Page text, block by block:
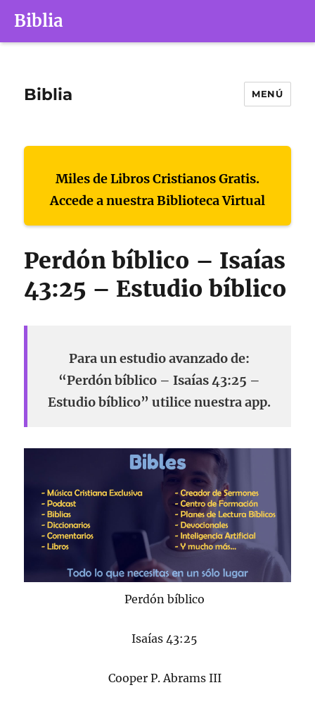
Biblia
Biblia MENÚ
Miles de Libros Cristianos Gratis.
Accede a nuestra Biblioteca Virtual
Perdón bíblico – Isaías
43:25 – Estudio bíblico
Para un estudio avanzado de:
“Perdón bíblico – Isaías 43:25 –
Estudio bíblico” utilice nuestra app.
Perdón bíblico
Isaías 43:25
Cooper P. Abrams III